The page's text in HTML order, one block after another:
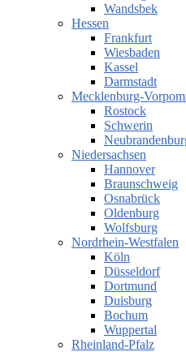
Wandsbek
Hessen
Frankfurt
Wiesbaden
Kassel
Darmstadt
Mecklenburg-
Rostock
Schwerin
Niedersachsen
Hannover
Braunschweig
Osnabrück
Oldenburg
Wolfsburg
Nordrhein-Westfalen
Köln
Düsseldorf
Dortmund
Duisburg
Bochum
Wuppertal
Rheinland-Pfalz